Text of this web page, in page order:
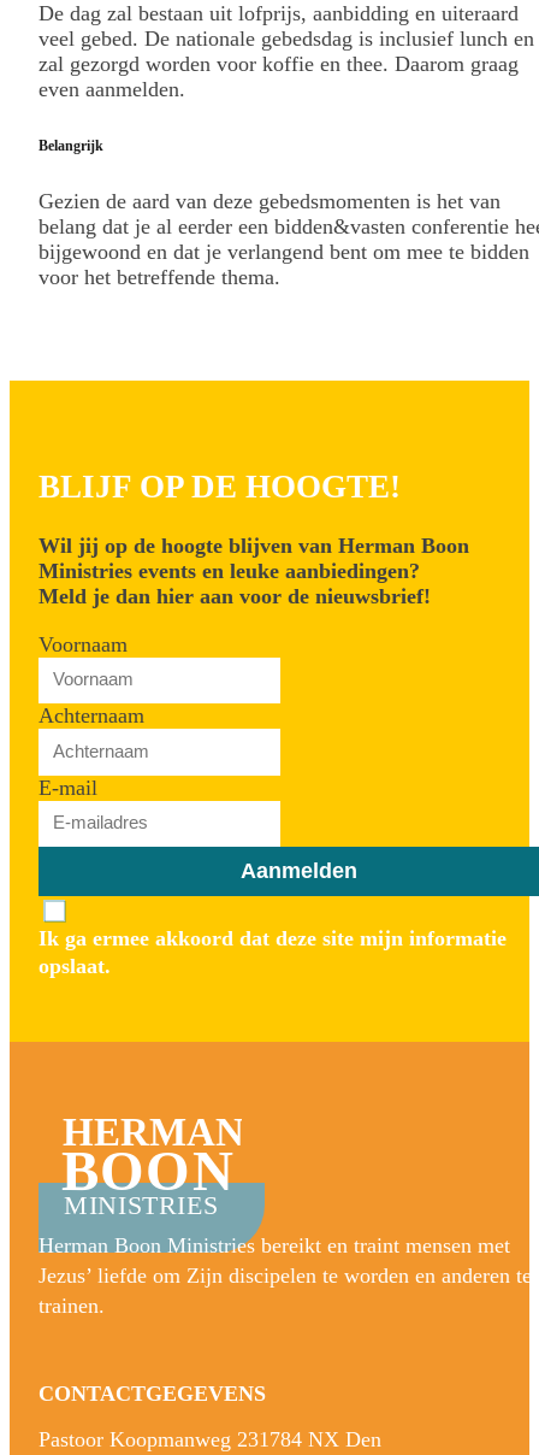
De dag zal bestaan uit lofprijs, aanbidding en uiteraard
veel gebed. De nationale gebedsdag is inclusief lunch en
zal gezorgd worden voor koffie en thee. Daarom graag
even aanmelden.
Belangrijk
Gezien de aard van deze gebedsmomenten is het van
belang dat je al eerder een bidden&vasten conferentie
bijgewoond en dat je verlangend bent om mee te bidden
voor het betreffende thema.
BLIJF OP DE HOOGTE!
Wil jij op de hoogte blijven van Herman Boon
Ministries events en leuke aanbiedingen?
Meld je dan hier aan voor de nieuwsbrief!
Voornaam
Achternaam
E-mail
Aanmelden
Ik ga ermee akkoord dat deze site mijn informatie
opslaat.
MINISTRIES
BOON
HERMAN
Herman Boon Ministries bereikt en traint mensen met
Jezus’ liefde om Zijn discipelen te worden en anderen te
trainen.
CONTACTGEGEVENS
Pastoor Koopmanweg 231784 NX Den